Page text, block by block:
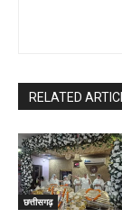
RELATED
छत्तीसगढ़